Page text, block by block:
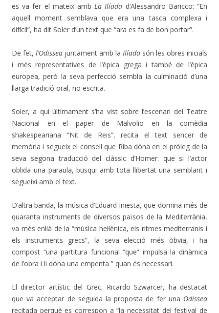
es va fer el mateix ambLa Ilíada d’Alessandro Baricco: “En
aquell moment semblava que era una tasca complexa i
difícil”, ha dit Soler d’un text que “ara es fa de bon portar”.
De fet, l’Odissea juntament amb la Ilíada són les obres inicials
i més representatives de l’èpica grega i també de l’èpica
europea, però la seva perfecció sembla la culminació d’una
llarga tradició oral, no escrita.
Soler, a qui últimament s’ha vist sobre l’escenari del Teatre
Nacional en el paper de Malvolio en la comèdia
shakespeariana “Nit de Reis”, recita el text sencer de
memòria i segueix el consell que Riba dóna en el pròleg de la
seva segona traducció del clàssic d’Homer: que si l’actor
oblida una paraula, busqui amb tota llibertat una semblant i
segueixi amb el text.
D’altra banda, la música d’Eduard Iniesta, que domina més de
quaranta instruments de diversos països de la Mediterrània,
va més enllà de la “música hel·lènica, els ritmes mediterranis i
els instruments grecs”, la seva elecció més òbvia, i ha
compost “una partitura funcional “que” impulsa la dinàmica
de l’obra i li dóna una empenta ” quan és necessari.
El director artístic del Grec, Ricardo Szwarcer, ha destacat
que va acceptar de seguida la proposta de fer una Odissea
recitada perquè es correspon a “la necessitat del festival de